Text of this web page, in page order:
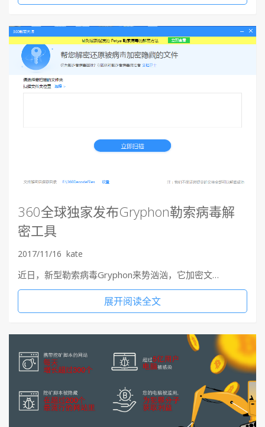
360全球独家发布Gryphon勒索病毒解
密工具
2017/11/16 kate
近日，新型勒索病毒Gryphon来势汹汹，它加密文…
展开阅读全文